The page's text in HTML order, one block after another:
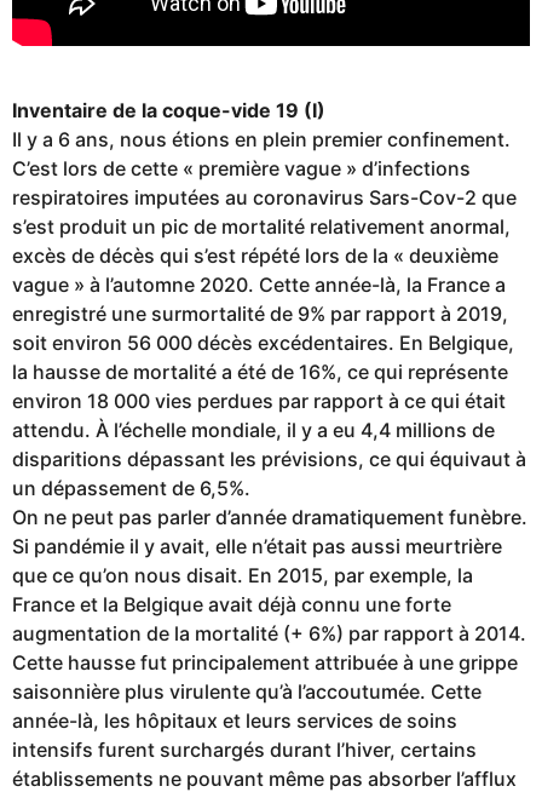
Inventaire de la coque-vide 19 (I)
Il y a 6 ans, nous étions en plein premier confinement.
C’est lors de cette « première vague » d’infections
respiratoires imputées au coronavirus Sars-Cov-2 que
s’est produit un pic de mortalité relativement anormal,
excès de décès qui s’est répété lors de la « deuxième
vague » à l’automne 2020. Cette année-là, la France a
enregistré une surmortalité de 9% par rapport à 2019,
soit environ 56 000 décès excédentaires. En Belgique,
la hausse de mortalité a été de 16%, ce qui représente
environ 18 000 vies perdues par rapport à ce qui était
attendu. À l’échelle mondiale, il y a eu 4,4 millions de
disparitions dépassant les prévisions, ce qui équivaut à
un dépassement de 6,5%.
On ne peut pas parler d’année dramatiquement funèbre.
Si pandémie il y avait, elle n’était pas aussi meurtrière
que ce qu’on nous disait. En 2015, par exemple, la
France et la Belgique avait déjà connu une forte
augmentation de la mortalité (+ 6%) par rapport à 2014.
Cette hausse fut principalement attribuée à une grippe
saisonnière plus virulente qu’à l’accoutumée. Cette
année-là, les hôpitaux et leurs services de soins
intensifs furent surchargés durant l’hiver, certains
établissements ne pouvant même pas absorber l’afflux